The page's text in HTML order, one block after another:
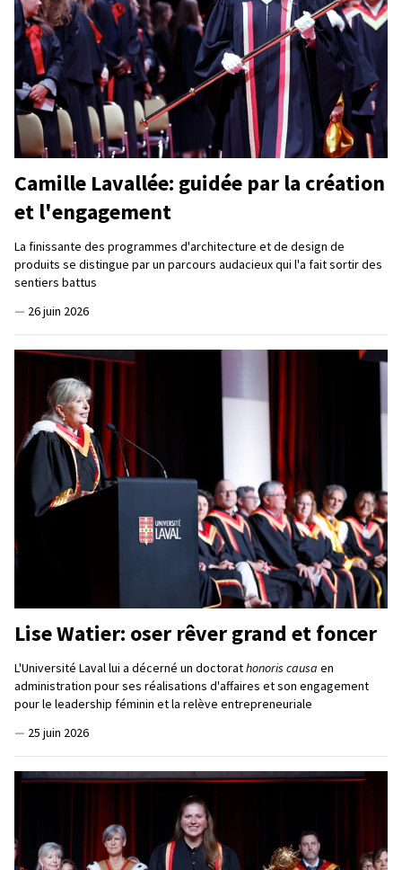
Camille Lavallée: guidée par la création
et l'engagement
La finissante des programmes d'architecture et de design de
produits se distingue par un parcours audacieux qui l'a fait sortir des
sentiers battus
— 26 juin 2026
Lise Watier: oser rêver grand et foncer
L'Université Laval lui a décerné un doctorathonoris causa en
administration pour ses réalisations d'affaires et son engagement
pour le leadership féminin et la relève entrepreneuriale
— 25 juin 2026